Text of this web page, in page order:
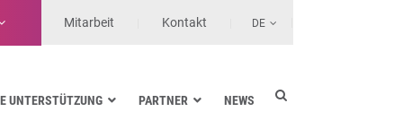
Mitarbeit Kontakt DE
UNTERSTÜTZUNG PARTNER NEWS